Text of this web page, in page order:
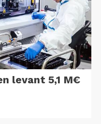
levant 5,1 M€